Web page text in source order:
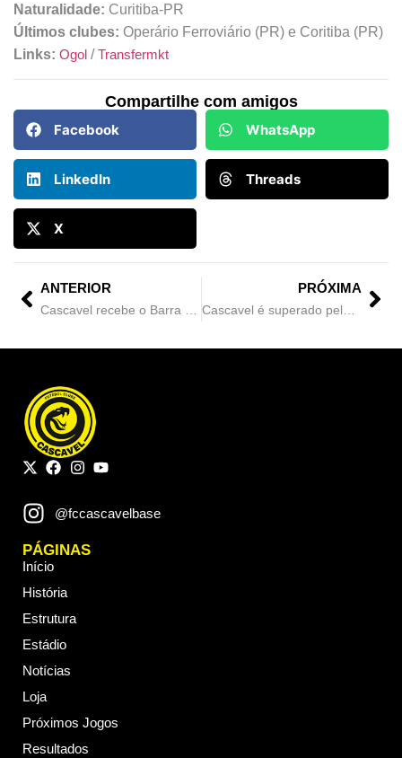
Naturalidade: Curitiba-PR
Últimos clubes: Operário Ferroviário (PR) e Coritiba (PR)
Links: Ogol /Transfermkt
Compartilhe com amigos
Facebook WhatsApp
LinkedIn Threads
X
ANTERIOR PRÓXIMA
@fccascavelbase
PÁGINAS
Início
História
Estrutura
Estádio
Notícias
Loja
Próximos Jogos
Resultados